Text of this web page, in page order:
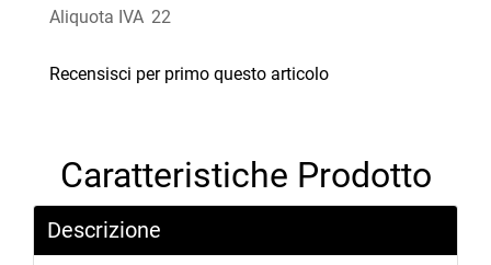
Aliquota IVA 22
Recensisci per primo questo articolo
Caratteristiche Prodotto
Descrizione